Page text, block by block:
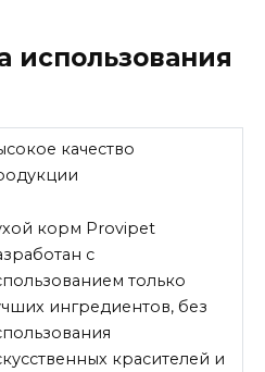
использования
качество
корм Provipet
с
только
ингредиентов, без
красителей и